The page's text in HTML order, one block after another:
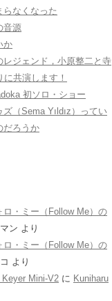
なくなった
音源
か
レジェンド，小原整二と寺
共演します！
初ソロ・ショー
（Sema Yıldız）ってい
だろうか
ロ・ミー（Follow Me）の
ン より
ロ・ミー（Follow Me）の
より
Keyer Mini-V2 に Kuniharu